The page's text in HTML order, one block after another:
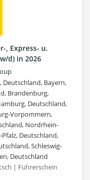
, Express- u.
d) in 2026
Bayern,
Brandenburg,
Deutschland,
Vorpommern,
Nordrhein-
Deutschland,
Schleswig-
Deutschland
| Führerschein